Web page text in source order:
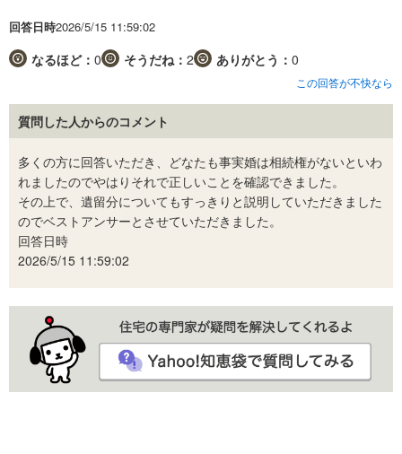
回答日時2026/5/15 11:59:02
なるほど： 0 そうだね： 2 ありがとう： 0
この回答が不快なら
質問した人からのコメント
多くの方に回答いただき、どなたも事実婚は相続権がないといわ
れましたのでやはりそれで正しいことを確認できました。
その上で、遺留分についてもすっきりと説明していただきました
のでベストアンサーとさせていただきました。
回答日時
2026/5/15 11:59:02